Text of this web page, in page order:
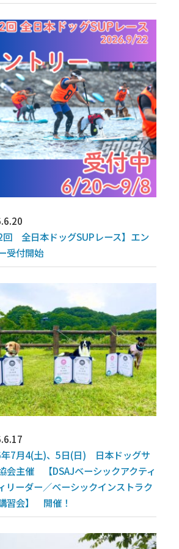
回 全日本ドッグSUPレース】エン
受付開始
7月4(土)、5日(日) 日本ドッグサ
会主催 【DSAJベーシックアクティ
リーダー／ベーシックインストラク
習会】 開催！